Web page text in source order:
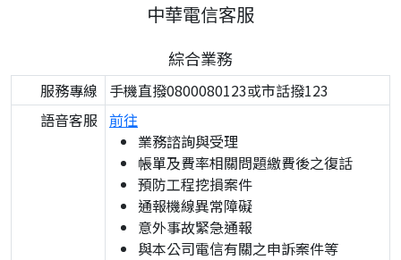
中華電信客服
綜合業務
服務專線
手機直撥0800080123或市話撥123
語音客服 前往
業務諮詢與受理
帳單及費率相關問題繳費後之復話
預防工程挖損案件
通報機線異常障礙
意外事故緊急通報
與本公司電信有關之申訴案件等